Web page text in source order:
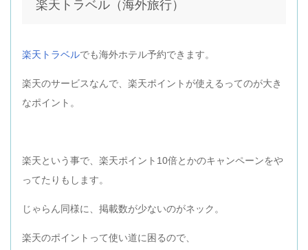
楽天トラベル（海外旅行）
楽天トラベルでも海外ホテル予約できます。
楽天のサービスなんで、楽天ポイントが使えるってのが大き
なポイント。
楽天という事で、楽天ポイント10倍とかのキャンペーンをや
ってたりもします。
じゃらん同様に、掲載数が少ないのがネック。
楽天のポイントって使い道に困るので、